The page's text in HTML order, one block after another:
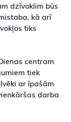
dzīvoklim būs
kā arī
tiks
centram
tiek
ar īpašām
darba